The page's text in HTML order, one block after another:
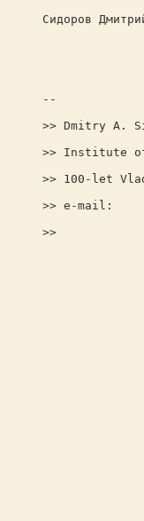
Сидоров
--
>> Dmitry A.
>> Institute of
>> 100-let
>> e-mail:
>>